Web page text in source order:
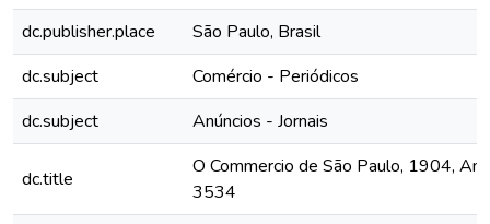
dc.publisher.place
São Paulo, Brasil
dc.subject
Comércio - Periódicos
dc.subject
Anúncios - Jornais
dc.title
O Commercio de São Paulo, 1904,
3534